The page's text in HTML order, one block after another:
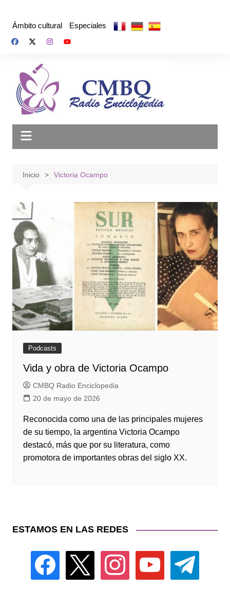
Ámbito cultural Especiales
Inicio Victoria Ocampo
Podcasts
Vida y obra de Victoria Ocampo
CMBQ Radio Enciclopedia
20 de mayo de 2026
Reconocida como una de las principales mujeres
de su tiempo, la argentina Victoria Ocampo
destacó, más que por su literatura, como
promotora de importantes obras del siglo XX.
ESTAMOS EN LAS REDES
facebook instagram youtube telegram